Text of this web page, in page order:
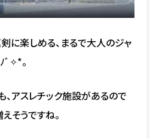
に楽しめる、まるで大人のジャ
ﾞ✧*。
、アスレチック施設があるので
そうですね。